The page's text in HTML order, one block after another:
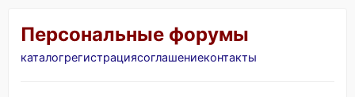
Персональные форумы
каталогрегистрациясоглашениеконтакты